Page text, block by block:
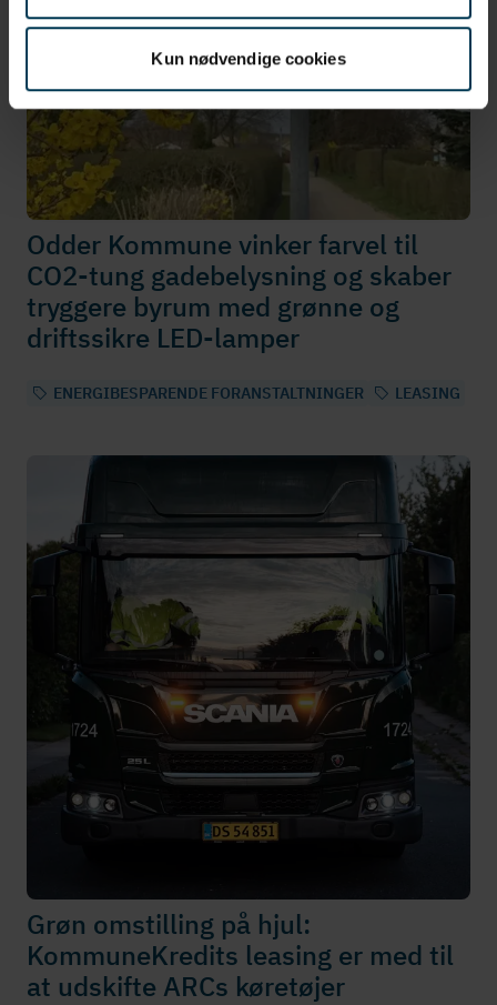
Kun nødvendige cookies
Odder Kommune vinker farvel til
CO2-tung gadebelysning og skaber
tryggere byrum med grønne og
driftssikre LED-lamper
ENERGIBESPARENDE FORANSTALTNINGER LEASING
Grøn omstilling på hjul:
KommuneKredits leasing er med til
at udskifte ARCs køretøjer